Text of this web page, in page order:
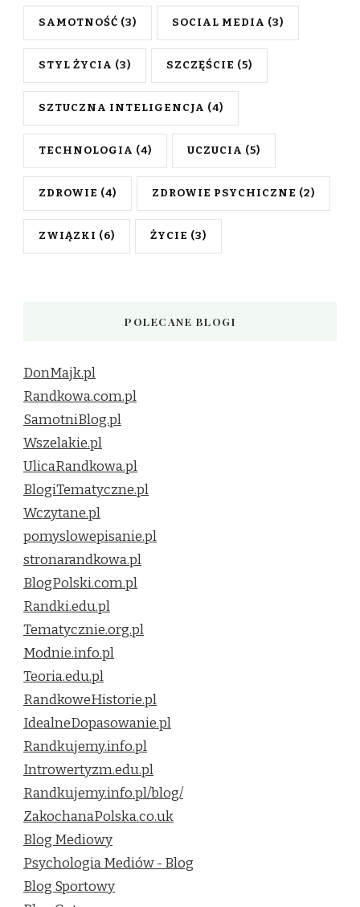
SAMOTNOŚĆ (3) SOCIAL MEDIA (3)
STYL ŻYCIA (3) SZCZĘŚCIE (5)
SZTUCZNA INTELIGENCJA (4)
TECHNOLOGIA (4) UCZUCIA (5)
ZDROWIE (4) ZDROWIE PSYCHICZNE (2)
ZWIĄZKI (6) ŻYCIE (3)
POLECANE BLOGI
DonMajk.pl
Randkowa.com.pl
SamotniBlog.pl
Wszelakie.pl
UlicaRandkowa.pl
BlogiTematyczne.pl
Wczytane.pl
pomyslowepisanie.pl
stronarandkowa.pl
BlogPolski.com.pl
Randki.edu.pl
Tematycznie.org.pl
Modnie.info.pl
Teoria.edu.pl
RandkoweHistorie.pl
IdealneDopasowanie.pl
Randkujemy.info.pl
Introwertyzm.edu.pl
Randkujemy.info.pl/blog/
ZakochanaPolska.co.uk
Blog Mediowy
Psychologia Mediów - Blog
Blog Sportowy